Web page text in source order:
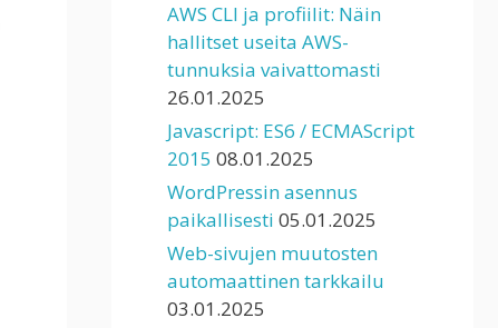
AWS CLI ja profiilit: Näin
hallitset useita AWS-
tunnuksia vaivattomasti
26.01.2025
Javascript: ES6 / ECMAScript
2015 08.01.2025
WordPressin asennus
paikallisesti 05.01.2025
Web-sivujen muutosten
automaattinen tarkkailu
03.01.2025